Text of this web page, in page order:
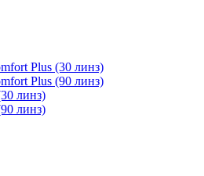
Plus (30 линз)
Plus (90 линз)
линз)
линз)